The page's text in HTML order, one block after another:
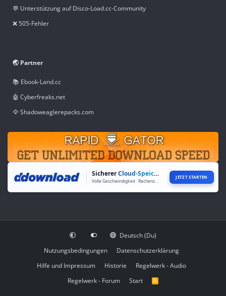
💬 Unterstützung auf Disco-Load.cc-Community
❌ 505-Fehler
🌏 Partner
📚 Ebook-Land.cc
🤖 Cyberfreaks.net
🦅 Shadoweaglerepacks.com
SichererCloud-Speicher JETZT STARTEN
Deutsch (Du)
Nutzungsbedingungen
Datenschutzerklärung
Hilfe und Impressum
Historie
Regelwerk - Audio
Regelwerk - Forum
Start
R
S